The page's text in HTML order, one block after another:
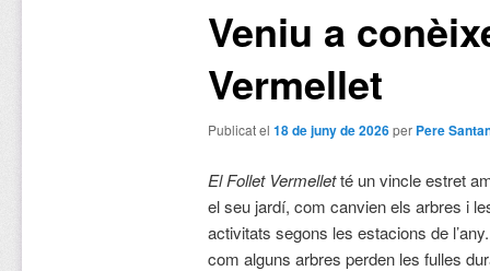
Veniu a
Vermellet
Publicat el 18 de juny de 2026per Pere
El Follet Vermelletté un vincle estret
el seu jardí, com canvien els arbres i
activitats segons les estacions de
com alguns arbres perden les fulles